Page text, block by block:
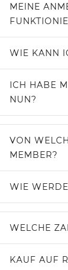
MEINE
WIE KANN
ICH HABE
NUN?
VON
MEMBER?
WIE
WELCHE
KAUF AUF